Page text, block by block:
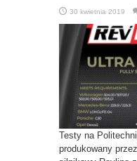
30 kwietnia 2019
Testy na
produkowany